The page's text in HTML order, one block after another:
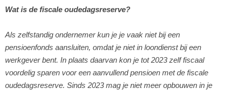
Wat is de fiscale oudedagsreserve?
Als zelfstandig ondernemer kun je je vaak niet bij een
pensioenfonds aansluiten, omdat je niet in loondienst bij een
werkgever bent. In plaats daarvan kon je tot 2023 zelf fiscaal
voordelig sparen voor een aanvullend pensioen met de fiscale
oudedagsreserve. Sinds 2023 mag je niet meer opbouwen in je